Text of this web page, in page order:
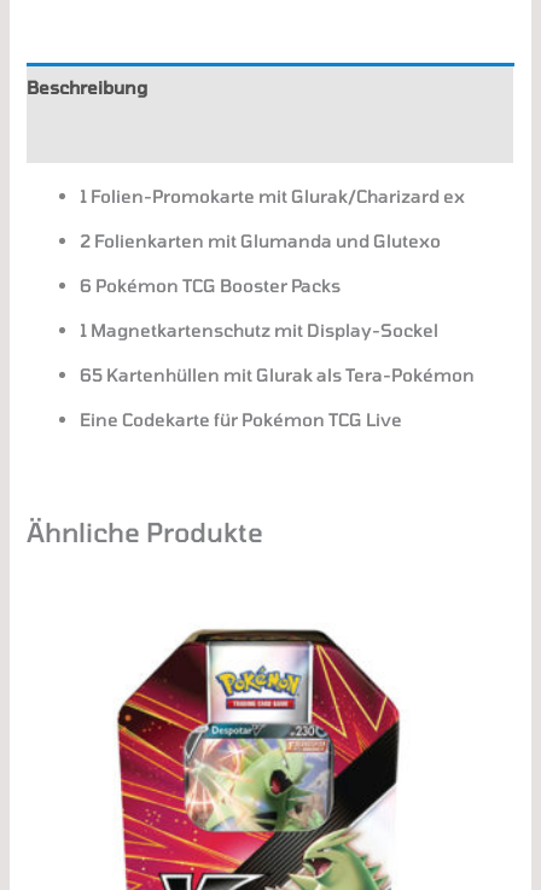
Beschreibung
1 Folien-Promokarte mit Glurak/Charizard ex
2 Folienkarten mit Glumanda und Glutexo
6 Pokémon TCG Booster Packs
1 Magnetkartenschutz mit Display-Sockel
65 Kartenhüllen mit Glurak als Tera-Pokémon
Eine Codekarte für Pokémon TCG Live
Ähnliche Produkte